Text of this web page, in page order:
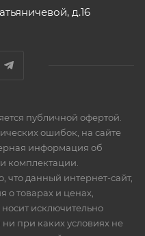
д.16
публичной офертой.
ошибок, на сайте
информация об
комплектации.
данный интернет-сайт,
о товарах и ценах,
исключительно
при каких условиях не